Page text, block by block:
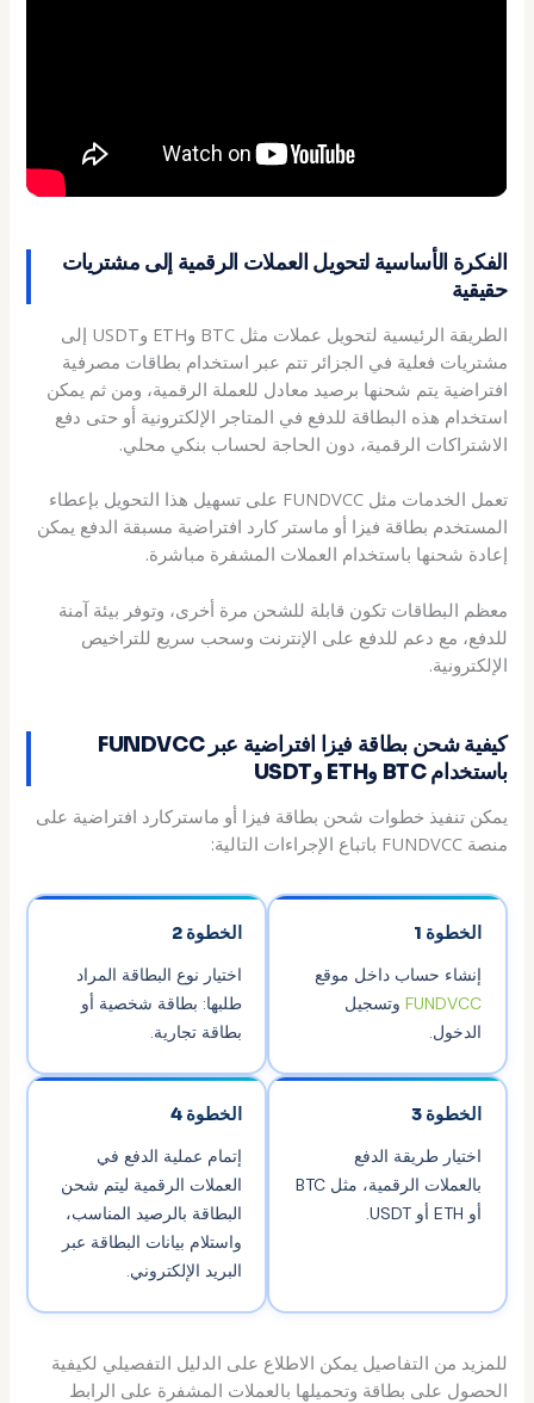
الفكرة الأساسية لتحويل العملات الرقمية إلى مشتريات
حقيقية
الطريقة الرئيسية لتحويل عملات مثل BTC وETH وUSDT إلى
مشتريات فعلية في الجزائر تتم عبر استخدام بطاقات مصرفية
افتراضية يتم شحنها برصيد معادل للعملة الرقمية، ومن ثم يمكن
استخدام هذه البطاقة للدفع في المتاجر الإلكترونية أو حتى دفع
الاشتراكات الرقمية، دون الحاجة لحساب بنكي محلي.
تعمل الخدمات مثل FUNDVCC على تسهيل هذا التحويل بإعطاء
المستخدم بطاقة فيزا أو ماستر كارد افتراضية مسبقة الدفع يمكن
إعادة شحنها باستخدام العملات المشفرة مباشرة.
معظم البطاقات تكون قابلة للشحن مرة أخرى، وتوفر بيئة آمنة
للدفع، مع دعم للدفع على الإنترنت وسحب سريع للتراخيص
الإلكترونية.
كيفية شحن بطاقة فيزا افتراضية عبر FUNDVCC
باستخدام BTC وETH وUSDT
يمكن تنفيذ خطوات شحن بطاقة فيزا أو ماستركارد افتراضية على
منصة FUNDVCC باتباع الإجراءات التالية:
الخطوة 1
إنشاء حساب داخل موقع
FUNDVCCوتسجيل
الدخول.
الخطوة 2
اختيار نوع البطاقة المراد
طلبها: بطاقة شخصية أو
بطاقة تجارية.
الخطوة 3
اختيار طريقة الدفع
بالعملات الرقمية، مثل BTC
أو ETH أو USDT.
الخطوة 4
إتمام عملية الدفع في
العملات الرقمية ليتم شحن
البطاقة بالرصيد المناسب،
واستلام بيانات البطاقة عبر
البريد الإلكتروني.
للمزيد من التفاصيل يمكن الاطلاع على الدليل التفصيلي لكيفية
الحصول على بطاقة وتحميلها بالعملات المشفرة على الرابط